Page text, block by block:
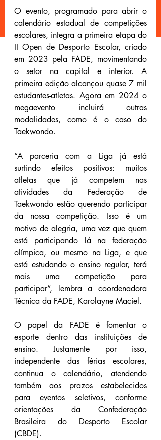
O evento, programado para abrir o
calendário estadual de competições
escolares, integra a primeira etapa do
II Open de Desporto Escolar, criado
em 2023 pela FADE, movimentando
o setor na capital e interior. A
primeira edição alcançou quase 7 mil
estudantes-atletas. Agora em 2024 o
megaevento incluirá outras
modalidades, como é o caso do
Taekwondo.
“A parceria com a Liga já está
surtindo efeitos positivos: muitos
atletas que já competem nas
atividades da Federação de
Taekwondo estão querendo participar
da nossa competição. Isso é um
motivo de alegria, uma vez que quem
está participando lá na federação
olímpica, ou mesmo na Liga, e que
está estudando o ensino regular, terá
mais uma competição para
participar”, lembra a coordenadora
Técnica da FADE, Karolayne Maciel.
O papel da FADE é fomentar o
esporte dentro das instituições de
ensino. Justamente por isso,
independente das férias escolares,
continua o calendário, atendendo
também aos prazos estabelecidos
para eventos seletivos, conforme
orientações da Confederação
Brasileira do Desporto Escolar
(CBDE).